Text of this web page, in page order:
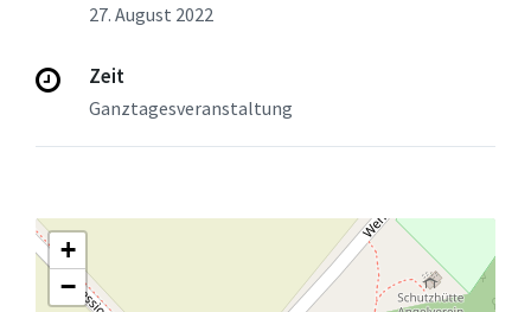
27. August 2022
Zeit
Ganztagesveranstaltung
+
−